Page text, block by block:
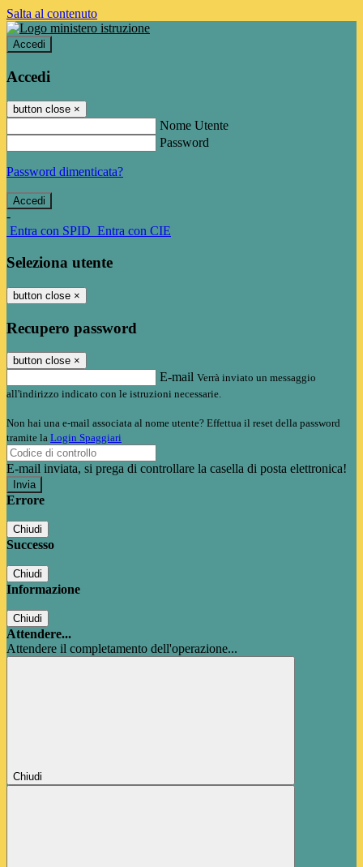
Salta al contenuto
Accedi
Accedi
button close ×
Nome Utente
Password
Password dimenticata?
-
Entra con SPID Entra con CIE
Seleziona utente
button close ×
Recupero password
button close ×
E-mail Verrà inviato un messaggio
all'indirizzo indicato con le istruzioni necessarie.
Non hai una e-mail associata al nome utente? Effettua il reset della password
tramite la Login Spaggiari
E-mail inviata, si prega di controllare la casella di posta elettronica!
Errore
Chiudi
Successo
Chiudi
Informazione
Chiudi
Attendere...
Attendere il completamento dell'operazione...
Chiudi